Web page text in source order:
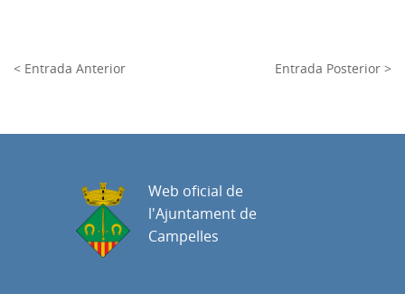
< Entrada Anterior Entrada Posterior >
Web oficial de
l'Ajuntament de
Campelles